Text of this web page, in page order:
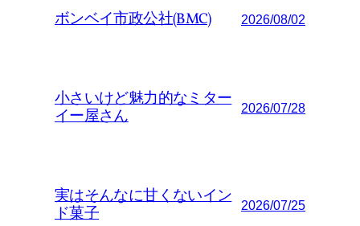
ボンベイ市政公社(BMC) 2026/08/02
小さいけど魅力的なミター
イー屋さん
2026/07/28
実はそんなに甘くないイン
ド菓子
2026/07/25